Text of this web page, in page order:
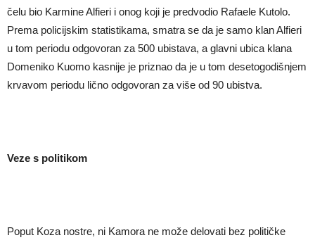
čelu bio Karmine Alfieri i onog koji je predvodio Rafaele Kutolo.
Prema policijskim statistikama, smatra se da je samo klan Alfieri
u tom periodu odgovoran za 500 ubistava, a glavni ubica klana
Domeniko Kuomo kasnije je priznao da je u tom desetogodišnjem
krvavom periodu lično odgovoran za više od 90 ubistva.
Veze s politikom
Poput Koza nostre, ni Kamora ne može delovati bez političke